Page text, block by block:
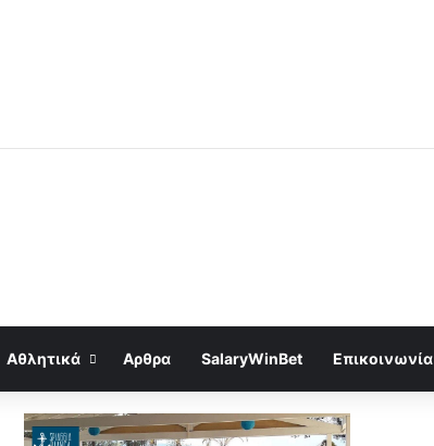
Αθλητικά Αρθρα SalaryWinBet Επικοινωνία